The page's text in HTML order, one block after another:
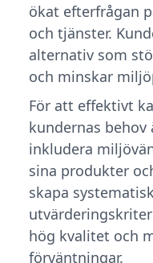
ökat efterfrågan
och tjänster.
alternativ som
och minskar
För att effektivt
kundernas
inkludera
sina produkter
skapa
hög kvalitet och
förväntningar.